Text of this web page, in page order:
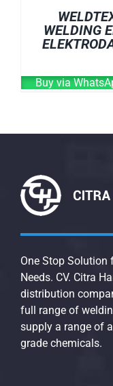
WELDING
Buy via
One Stop Solution
Needs. CV. Citra
distribution
full range of
supply a range of
grade chemicals.